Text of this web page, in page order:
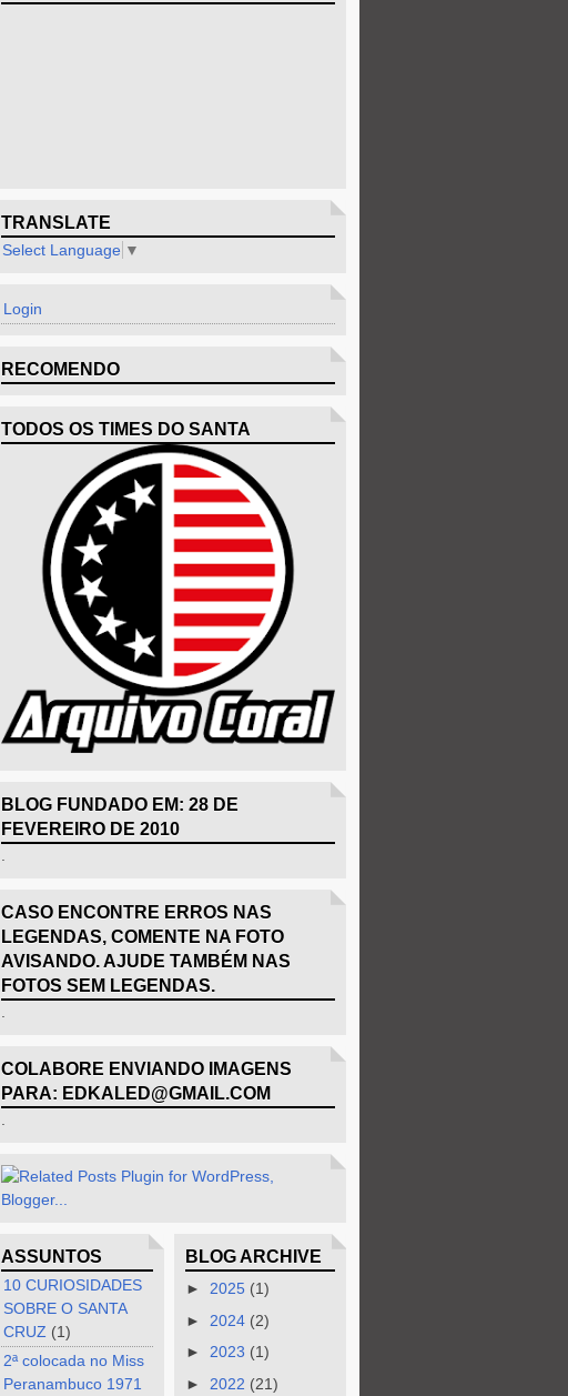
TRANSLATE
Select Language ▼
Login
RECOMENDO
TODOS OS TIMES DO SANTA
BLOG FUNDADO EM: 28 DE
FEVEREIRO DE 2010
CASO ENCONTRE ERROS NAS
LEGENDAS, COMENTE NA FOTO
AVISANDO. AJUDE TAMBÉM NAS
FOTOS SEM LEGENDAS.
COLABORE ENVIANDO IMAGENS
PARA: EDKALED@GMAIL.COM
ASSUNTOS
10 CURIOSIDADES
SOBRE O SANTA
CRUZ (1)
2ª colocada no Miss
Peranambuco 1971
BLOG ARCHIVE
►2025 (1)
► 2024 (2)
►2023 (1)
► 2022 (21)